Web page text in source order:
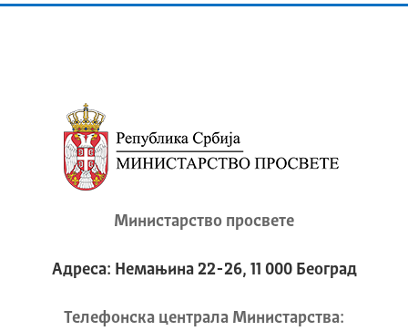
Министарство просвете
Адреса: Немањина 22-26, 11 000 Београд
Телeфонска централа Mинистарства: